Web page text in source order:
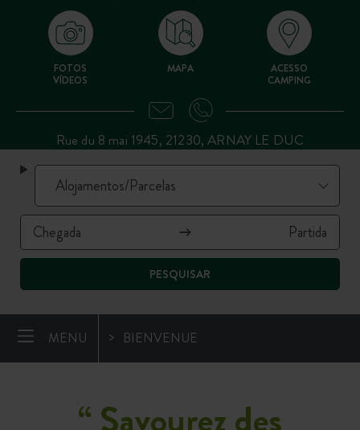
PESQUISAR
FOTOS
VÍDEOS
MAPA
ACESSO
CAMPING
Rue du 8 mai 1945, 21230, ARNAY LE DUC
MENU BIENVENUE